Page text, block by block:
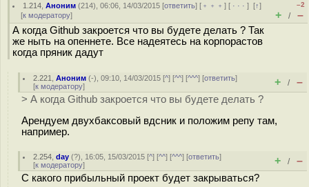
1.214 ,Аноним (214), 06:06, 14/03/2015 [ответить] [ ﹢﹢﹢] [ · · ·][↑]
[к модератору]
–2
+ / –
А когда Github закроется что вы будете делать ? Так
же ныть на опеннете. Все надеятесь на корпорастов
когда пряник дадут
2.221 ,Аноним (-), 09:10, 14/03/2015 [^] [^^] [^^^] [ответить]
[к модератору] + / –
> А когда Github закроется что вы будете делать ?
Арендуем двухбаксовый вдсник и положим репу там,
например.
2.254 ,day (?), 16:05, 15/03/2015 [^] [^^] [^^^] [ответить]
[к модератору] + / –
С какого прибыльный проект будет закрываться?